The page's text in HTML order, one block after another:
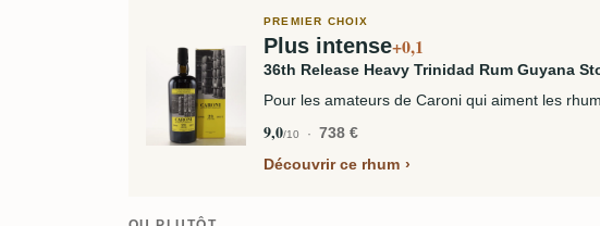
PREMIER CHOIX
Plus intense+0,1
36th Release Heavy Trinidad Rum Guyana
Pour les amateurs de Caroni qui aiment les
9,0/10
738 €
Découvrir ce rhum